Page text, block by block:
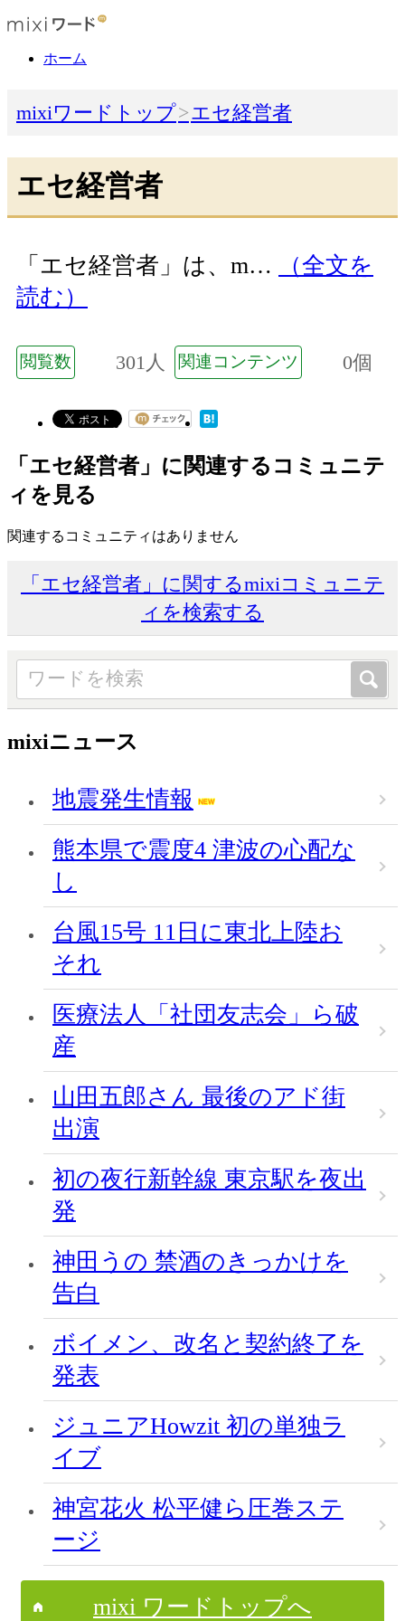
ホーム
mixiワードトップ エセ経営者
エセ経営者
「エセ経営者」は、m…
（全文を
読む）
閲覧数 301人 関連コンテンツ 0個
「エセ経営者」に関連するコミュニテ
ィを見る
関連するコミュニティはありません
「エセ経営者」に関するmixiコミュニテ
ィを検索する
mixiニュース
地震発生情報
熊本県で震度4 津波の心配な
し
台風15号 11日に東北上陸お
それ
医療法人「社団友志会」ら破
産
山田五郎さん 最後のアド街
出演
初の夜行新幹線 東京駅を夜出
発
神田うの 禁酒のきっかけを
告白
ボイメン、改名と契約終了を
発表
ジュニアHowzit 初の単独ラ
イブ
神宮花火 松平健ら圧巻ステ
ージ
mixi ワードトップへ